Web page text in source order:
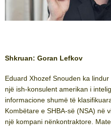
Shkruan: Goran Lefkov
Eduard Xhozef Snouden ka
një ish-konsulent amerikan i
informacione shumë të
Kombëtare e SHBA-së (NSA) në
një kompani nënkontraktore.